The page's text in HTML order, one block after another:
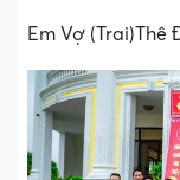
Em Vợ (Trai)Thê